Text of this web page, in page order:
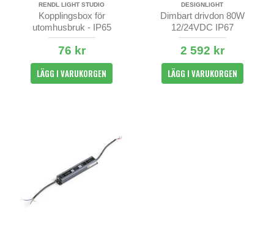
RENDL LIGHT STUDIO
Kopplingsbox för
utomhusbruk - IP65
76 kr
LÄGG I VARUKORGEN
DESIGNLIGHT
Dimbart drivdon 80W
12/24VDC IP67
2 592 kr
LÄGG I VARUKORGEN